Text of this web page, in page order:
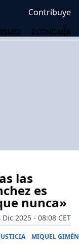
Contribuye
ECONOMÍA
las
es
nunca»
Dic 2025 - 08:08 CET
MIQUEL